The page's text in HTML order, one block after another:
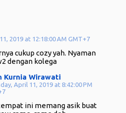
2019 at 12:18:00 AM GMT+7
cukup cozy yah. Nyaman
dengan kolega
Kurnia Wirawati
April 11, 2019 at 8:42:00 PM
ini memang asik buat